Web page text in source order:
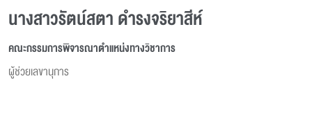
นางสาวรัตน์สตา ดำรงจริยาสีห์
คณะกรรมการพิจารณาตำแหน่งทางวิชาการ
ผู้ช่วยเลขานุการ